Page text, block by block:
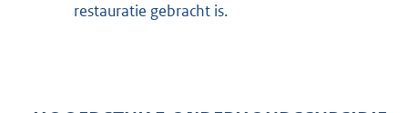
restauratie gebracht is.